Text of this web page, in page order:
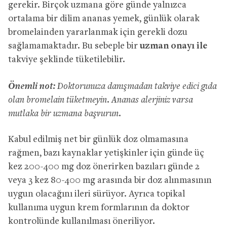
gerekir. Birçok uzmana göre günde yalnızca
ortalama bir dilim ananas yemek, günlük olarak
bromelainden yararlanmak için gerekli dozu
sağlamamaktadır. Bu sebeple biruzman onayı ile
takviye şeklinde tüketilebilir.
Önemli not: Doktorunuza danışmadan takviye edici gıda
olan bromelain tüketmeyin. Ananas alerjiniz varsa
mutlaka bir uzmana başvurun.
Kabul edilmiş net bir günlük doz olmamasına
rağmen, bazı kaynaklar yetişkinler için günde üç
kez 200-400 mg doz önerirken bazıları günde 2
veya 3 kez 80-400 mg arasında bir doz alınmasının
uygun olacağını ileri sürüyor. Ayrıca topikal
kullanıma uygun krem formlarının da doktor
kontrolünde kullanılması öneriliyor.